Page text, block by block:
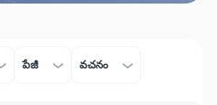
పేజీ వచనం